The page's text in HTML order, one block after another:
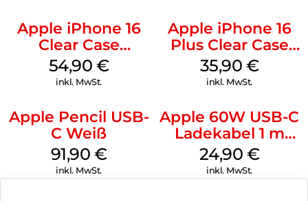
Apple iPhone 16
Clear Case
MagSafe
Transparent
54,90 €
inkl. MwSt.
Apple iPhone 16
Plus Clear Case
MagSafe
Transparent
35,90 €
inkl. MwSt.
Apple Pencil USB-
C Weiß
91,90 €
inkl. MwSt.
Apple 60W USB-C
Ladekabel 1 m
Weiß
24,90 €
inkl. MwSt.